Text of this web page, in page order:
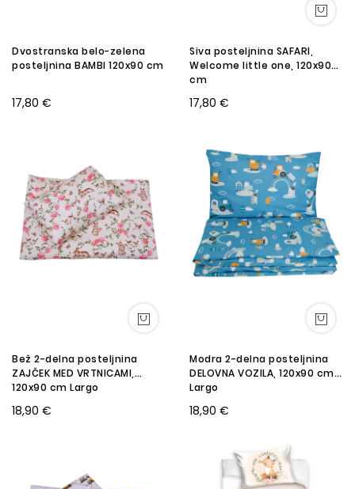
Dvostranska belo-zelena
posteljnina BAMBI 120x90 cm
17,80 €
Siva posteljnina SAFARI,
Welcome little one, 120x90
cm
17,80 €
Bež 2-delna posteljnina
ZAJČEK MED VRTNICAMI,
120x90 cm Largo
18,90 €
Modra 2-delna posteljnina
DELOVNA VOZILA, 120x90 cm
Largo
18,90 €